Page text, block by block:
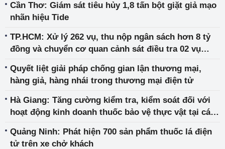
Cần Thơ: Giám sát tiêu hủy 1,8 tấn bột giặt giả mạo
nhãn hiệu Tide
TP.HCM: Xử lý 262 vụ, thu nộp ngân sách hơn 8 tỷ
đồng và chuyển cơ quan cảnh sát điều tra 02 vụ
Quyết liệt giải pháp chống gian lận thương mại,
hàng giả, hàng nhái trong thương mại điện tử
Hà Giang: Tăng cường kiểm tra, kiểm soát đối với
hoạt động kinh doanh thuốc bảo vệ thực vật tại các
Quảng Ninh: Phát hiện 700 sản phẩm thuốc lá điện
tử trên xe chở khách